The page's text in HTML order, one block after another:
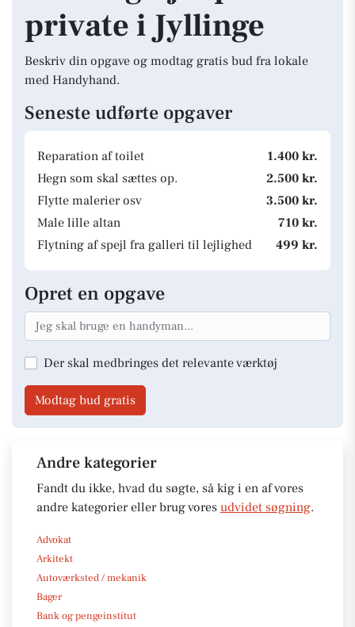
private i Jyllinge
Beskriv din opgave og modtag gratis bud fra lokale
med Handyhand.
Seneste udførte opgaver
Reparation af toilet
1.400 kr.
Hegn som skal sættes op.
2.500 kr.
Flytte malerier osv
3.500 kr.
Male lille altan
710 kr.
Flytning af spejl fra galleri til lejlighed
499 kr.
Opret en opgave
Der skal medbringes det relevante værktøj
Modtag bud gratis
Andre kategorier
Fandt du ikke, hvad du søgte, så kig i en af vores
andre kategorier eller brug vores udvidet søgning.
Advokat
Arkitekt
Autoværksted / mekanik
Bager
Bank og pengeinstitut